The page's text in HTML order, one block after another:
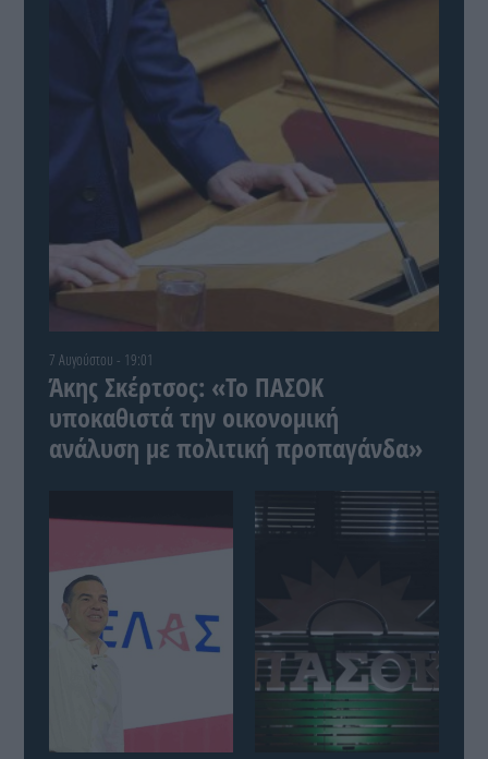
7 Αυγούστου - 19:01
Άκης Σκέρτσος: «Το ΠΑΣΟΚ
υποκαθιστά την οικονομική
ανάλυση με πολιτική προπαγάνδα»